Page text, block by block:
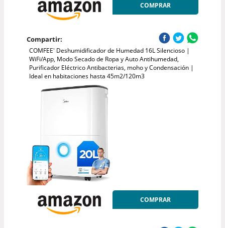
COMPRAR
Compartir:
COMFEE' Deshumidificador de Humedad 16L Silencioso |
WiFi/App, Modo Secado de Ropa y Auto Antihumedad,
Purificador Eléctrico Antibacterias, moho y Condensación |
Ideal en habitaciones hasta 45m2/120m3
COMPRAR